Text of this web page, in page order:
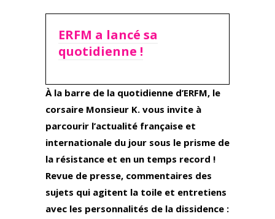
itte ar
ERFM a lancé sa
quotidienne !
À la barre de la quotidienne d’ERFM, le
corsaire Monsieur K. vous invite à
parcourir l’actualité française et
internationale du jour sous le prisme de
la résistance et en un temps record !
Revue de presse, commentaires des
sujets qui agitent la toile et entretiens
avec les personnalités de la dissidence :